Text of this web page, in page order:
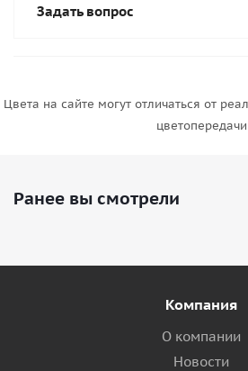
Задать вопрос
Цвета на сайте могут отличаться от
цветопередачи
Ранее вы смотрели
Компания
О компании
Новости